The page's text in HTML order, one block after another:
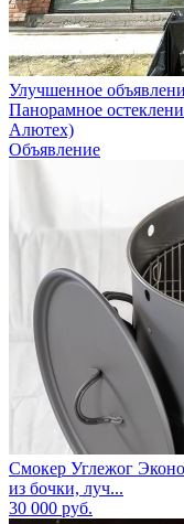
Улучшенное
Панорамное
Алютех)
Объявление
Смокер Углежог
из бочки, луч...
30 000 руб.